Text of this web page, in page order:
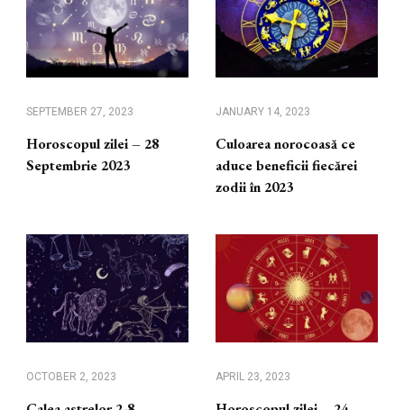
SEPTEMBER 27, 2023
Horoscopul zilei – 28
Septembrie 2023
JANUARY 14, 2023
Culoarea norocoasă ce
aduce beneficii fiecărei
zodii în 2023
OCTOBER 2, 2023 APRIL 23, 2023